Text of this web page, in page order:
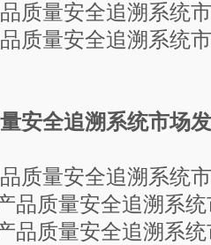
量安全追溯系统市
量安全追溯系统市
安全追溯系统市场
量安全追溯系统市
量安全追溯系统
量安全追溯系统